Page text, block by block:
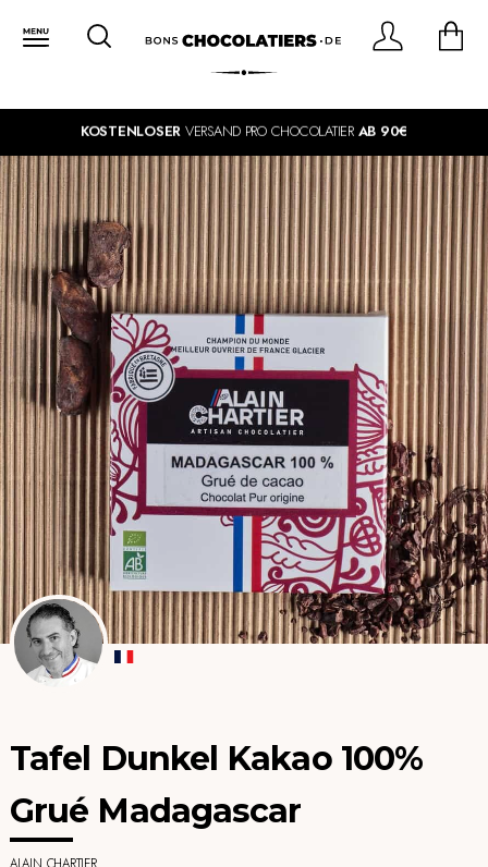
KOSTENLOSER VERSAND PRO CHOCOLATIER AB 90€
Tafel Dunkel Kakao 100%
Grué Madagascar
ALAIN CHARTIER